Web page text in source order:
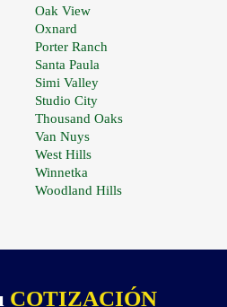
Oak View
Oxnard
Porter Ranch
Santa Paula
Simi Valley
Studio City
Thousand Oaks
Van Nuys
West Hills
Winnetka
Woodland Hills
COTIZACIÓN